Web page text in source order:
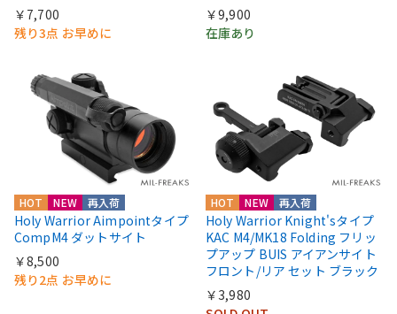
￥7,700
残り3点 お早めに
￥9,900
在庫あり
HOT NEW 再入荷
Holy Warrior Aimpointタイプ
CompM4 ダットサイト
￥8,500
残り2点 お早めに
HOT NEW 再入荷
Holy Warrior Knight'sタイプ
KAC M4/MK18 Folding フリッ
プアップ BUIS アイアンサイト
フロント/リア セット ブラック
￥3,980